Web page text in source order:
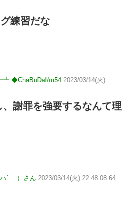
練習だな
◆ChaBuDaI/m54 2023/03/14(火)
謝罪を強要するなんて理
ハ´ ）さん 2023/03/14(火) 22:48:08.64